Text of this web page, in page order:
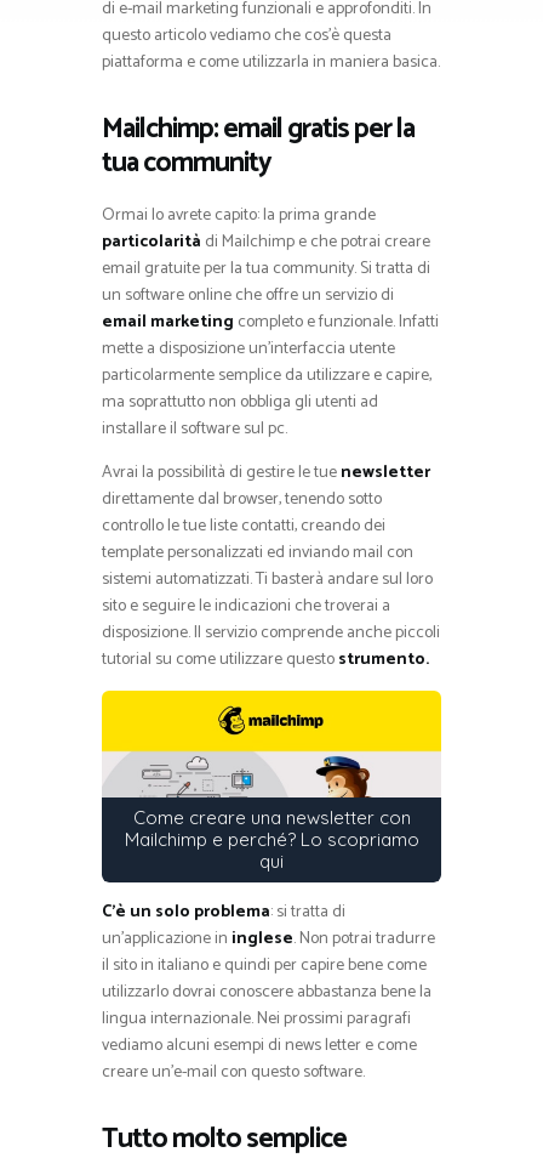
di e-mail marketing funzionali e approfonditi. In
questo articolo vediamo che cos’è questa
piattaforma e come utilizzarla in maniera basica.
Mailchimp: email gratis per la
tua community
Ormai lo avrete capito: la prima grande
particolarità di Mailchimp e che potrai creare
email gratuite per la tua community. Si tratta di
un software online che offre un servizio di
email marketing completo e funzionale. Infatti
mette a disposizione un’interfaccia utente
particolarmente semplice da utilizzare e capire,
ma soprattutto non obbliga gli utenti ad
installare il software sul pc.
Avrai la possibilità di gestire le tuenewsletter
direttamente dal browser, tenendo sotto
controllo le tue liste contatti, creando dei
template personalizzati ed inviando mail con
sistemi automatizzati. Ti basterà andare sul loro
sito e seguire le indicazioni che troverai a
disposizione. Il servizio comprende anche piccoli
tutorial su come utilizzare questostrumento.
Come creare una newsletter con
Mailchimp e perché? Lo scopriamo
qui
C’è un solo problema: si tratta di
un’applicazione in inglese. Non potrai tradurre
il sito in italiano e quindi per capire bene come
utilizzarlo dovrai conoscere abbastanza bene la
lingua internazionale. Nei prossimi paragrafi
vediamo alcuni esempi di news letter e come
creare un’e-mail con questo software.
Tutto molto semplice